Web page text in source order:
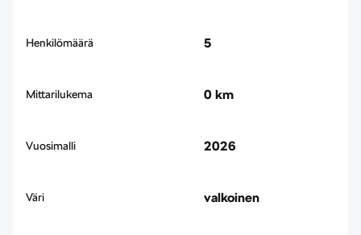
Henkilömäärä 5
Mittarilukema 0 km
Vuosimalli 2026
Väri valkoinen